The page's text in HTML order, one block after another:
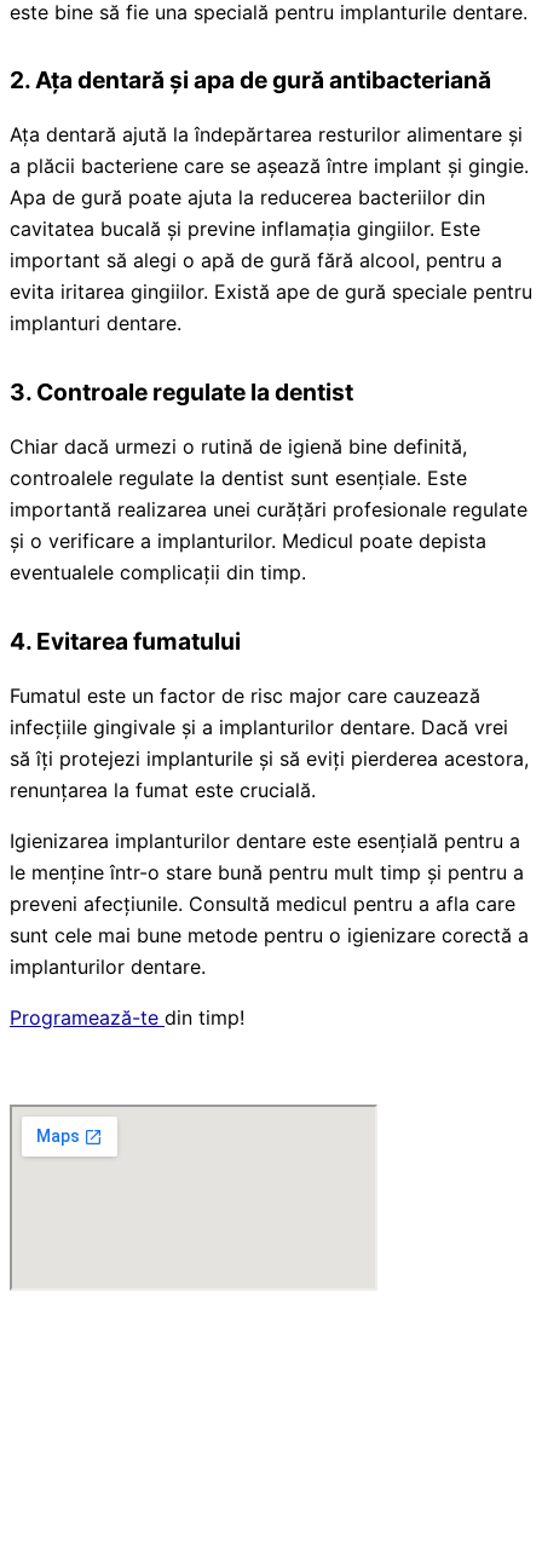
este bine să fie una specială pentru implanturile dentare.
2.Ața dentară și apa de gură antibacteriană
Ața dentară ajută la îndepărtarea resturilor alimentare și
a plăcii bacteriene care se așează între implant și gingie.
Apa de gură poate ajuta la reducerea bacteriilor din
cavitatea bucală și previne inflamația gingiilor. Este
important să alegi o apă de gură fără alcool, pentru a
evita iritarea gingiilor. Există ape de gură speciale pentru
implanturi dentare.
3. Controale regulate la dentist
Chiar dacă urmezi o rutină de igienă bine definită,
controalele regulate la dentist sunt esențiale. Este
importantă realizarea unei curățări profesionale regulate
și o verificare a implanturilor. Medicul poate depista
eventualele complicații din timp.
4. Evitarea fumatului
Fumatul este un factor de risc major care cauzează
infecțiile gingivale și a implanturilor dentare. Dacă vrei
să îți protejezi implanturile și să eviți pierderea acestora,
renunțarea la fumat este crucială.
Igienizarea implanturilor dentare este esențială pentru a
le menține într-o stare bună pentru mult timp și pentru a
preveni afecțiunile. Consultă medicul pentru a afla care
sunt cele mai bune metode pentru o igienizare corectă a
implanturilor dentare.
Programează-te din timp!